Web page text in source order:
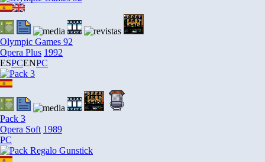
Olympic Games 92
Opera Plus 1992
ESPCENPC
Pack 3
Opera Soft 1989
PC